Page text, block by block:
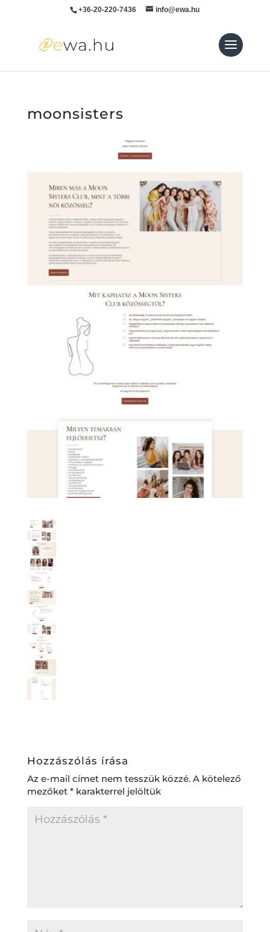
+36-20-220-7436 info@ewa.hu
moonsisters
Hozzászólás írása
Az e-mail címet nem tesszük közzé. A kötelező
mezőket *karakterrel jelöltük